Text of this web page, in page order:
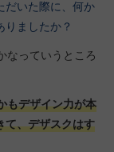
だいた際に、何か
ましたか？
なっていうところ
もデザイン力が本
て、デザスクはす